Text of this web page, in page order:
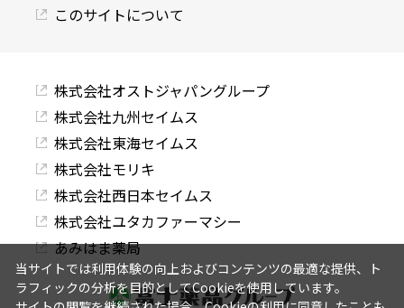
このサイトについて
株式会社オストジャパングループ
株式会社九州セイムス
株式会社東海セイムス
株式会社モリキ
株式会社西日本セイムス
株式会社ユタカファーマシー
あみはま薬局
当サイトでは利用体験の向上およびコンテンツの最適な提供、ト
ラフィックの分析を目的としてCookieを使用しています。